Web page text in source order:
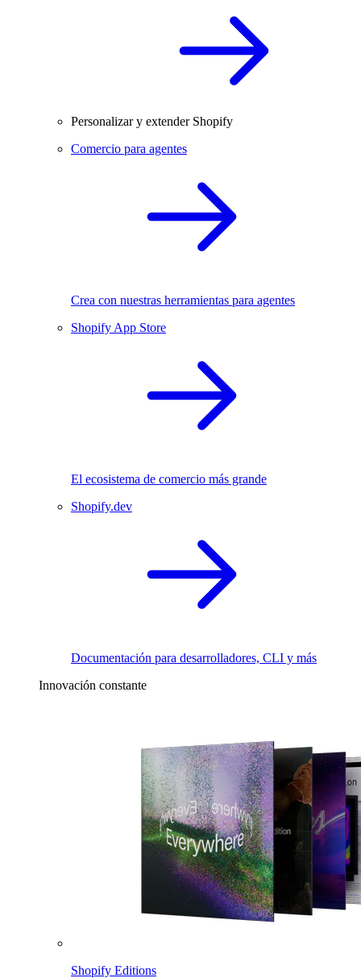
Personalizar y extender Shopify
Comercio para agentes
Crea con nuestras herramientas para agentes
Shopify App Store
El ecosistema de comercio más grande
Shopify.dev
Documentación para desarrolladores, CLI y más
Innovación constante
Shopify Editions